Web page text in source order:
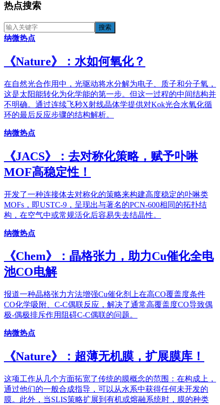
热点搜索
纳微热点
《​Nature》：水如何氧化？
在自然光合作用中，光驱动将水分解为电子、质子和分子氧，
这是太阳能转化为化学能的第一步。但这一过程的中间结构并
不明确。通过连续飞秒X射线晶体学提供对Kok光合水氧化循
环的最后反应步骤的结构解析。
纳微热点
《JACS》：去对称化策略，赋予卟啉
MOF高稳定性！
开发了一种连接体去对称化的策略来构建高度稳定的卟啉类
MOFs，即USTC-9，呈现出与著名的PCN-600相同的拓扑结
构，在空气中或常规活化后容易失去结晶性。
纳微热点
《Chem》：晶格张力，助力Cu催化全电
池CO电解
报道一种晶格张力方法增强Cu催化剂上在高CO覆盖度条件
CO化学吸附、C-C偶联反应，解决了通常高覆盖度CO导致偶
极-偶极排斥作用阻碍C-C偶联的问题。
纳微热点
《Nature》：超薄无机膜，扩展膜库！
这项工作从几个方面拓宽了传统的膜概念的范围：在构成上，
通过他们的一般合成指导，可以从水系中获得任何未开发的
膜。此外，当SLIS策略扩展到有机或熔融系统时，膜的种类